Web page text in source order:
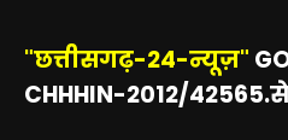
"छत्तीसगढ़-24-न्यूज़"
CHHHIN-2012/42565.से